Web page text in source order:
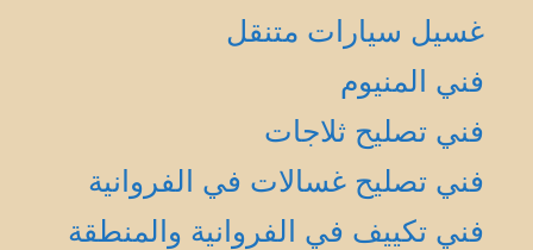
غسيل سيارات متنقل
فني المنيوم
فني تصليح ثلاجات
فني تصليح غسالات في الفروانية
فني تكييف في الفروانية والمنطقة